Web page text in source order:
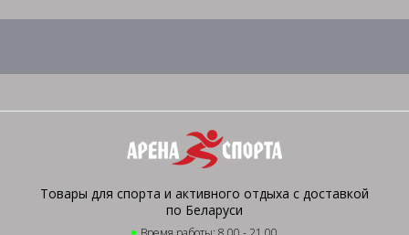
Товары для спорта и активного отдыха с доставкой
по Беларуси